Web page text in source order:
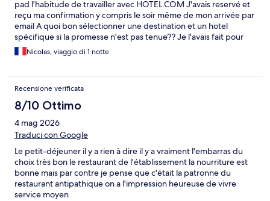
pad l'habitude de travailler avec HOTEL.COM J'avais reservé et
reçu ma confirmation y compris le soir même de mon arrivée par
email A quoi bon sélectionner une destination et un hotel
spécifique si la promesse n'est pas tenue?? Je l'avais fait pour
une grande occasion, un jour unique, pire que gâché!!!
Confiance perdue, fiabilité de votre service ZERO! J'attends
vous allez justifier ceci
Nicolas, viaggio di 1 notte
Recensione verificata
8/10 Ottimo
4 mag 2026
Traduci con Google
Le petit-déjeuner il y a rien à dire il y a vraiment l'embarras du
choix très bon le restaurant de l'établissement la nourriture est
bonne mais par contre je pense que c'était la patronne du
restaurant antipathique on a l'impression heureuse de vivre
service moyen